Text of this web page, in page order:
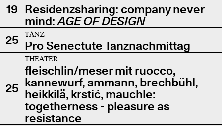
19 Residenzsharing: company never
mind:AGE OF DESIGN
25
TANZ
Pro Senectute Tanznachmittag
25
THEATER
fleischlin/meser mit ruocco,
kannewurf, ammann, brechbühl,
heikkilä, krstić, mauchle:
togetherness - pleasure as
resistance